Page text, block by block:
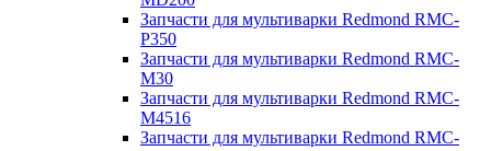
Запчасти для мультиварки Redmond RMC-
P350
Запчасти для мультиварки Redmond RMC-
M30
Запчасти для мультиварки Redmond RMC-
M4516
Запчасти для мультиварки Redmond RMC-